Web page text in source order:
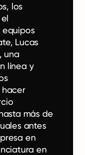
los
Lucas
una
línea y
hacer
más de
antes
en
en